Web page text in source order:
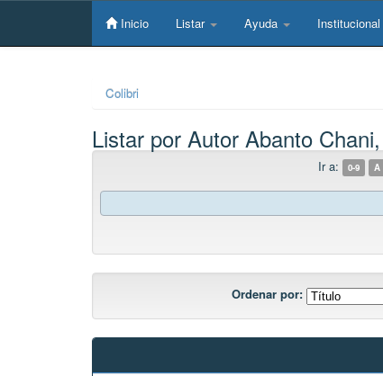
Skip
Inicio Listar Ayuda Institucional
Colibri
Listar por Autor Abanto
Ir a: 0-9 A
Ordenar por: